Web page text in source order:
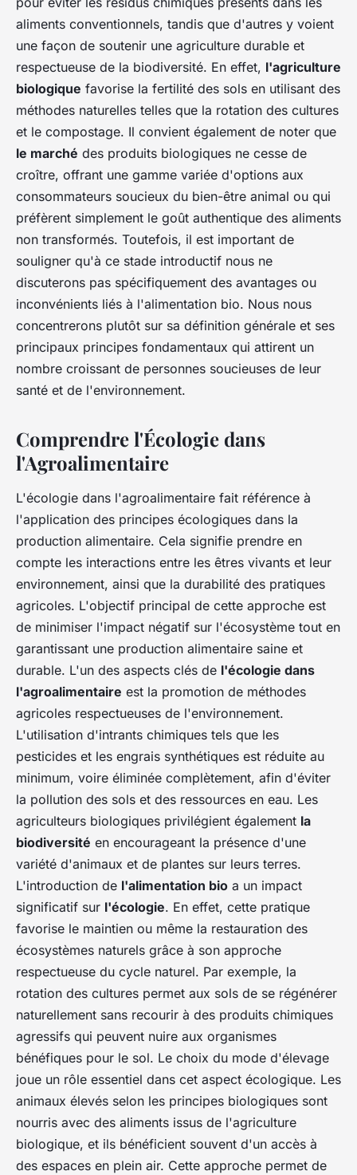
aliments conventionnels, tandis que d'autres y voient
une façon de soutenir une agriculture durable et
respectueuse de la biodiversité. En effet, l'agriculture
biologique favorise la fertilité des sols en utilisant des
méthodes naturelles telles que la rotation des cultures
et le compostage. Il convient également de noter que
le marché des produits biologiques ne cesse de
croître, offrant une gamme variée d'options aux
consommateurs soucieux du bien-être animal ou qui
préfèrent simplement le goût authentique des aliments
non transformés. Toutefois, il est important de
souligner qu'à ce stade introductif nous ne
discuterons pas spécifiquement des avantages ou
inconvénients liés à l'alimentation bio. Nous nous
concentrerons plutôt sur sa définition générale et ses
principaux principes fondamentaux qui attirent un
nombre croissant de personnes soucieuses de leur
santé et de l'environnement.
Comprendre l'Écologie dans
l'Agroalimentaire
L'écologie dans l'agroalimentaire fait référence à
l'application des principes écologiques dans la
production alimentaire. Cela signifie prendre en
compte les interactions entre les êtres vivants et leur
environnement, ainsi que la durabilité des pratiques
agricoles. L'objectif principal de cette approche est
de minimiser l'impact négatif sur l'écosystème tout en
garantissant une production alimentaire saine et
durable. L'un des aspects clés de l'écologie dans
l'agroalimentaire est la promotion de méthodes
agricoles respectueuses de l'environnement.
L'utilisation d'intrants chimiques tels que les
pesticides et les engrais synthétiques est réduite au
minimum, voire éliminée complètement, afin d'éviter
la pollution des sols et des ressources en eau. Les
agriculteurs biologiques privilégient également la
biodiversité en encourageant la présence d'une
variété d'animaux et de plantes sur leurs terres.
L'introduction de l'alimentation bio a un impact
significatif sur l'écologie. En effet, cette pratique
favorise le maintien ou même la restauration des
écosystèmes naturels grâce à son approche
respectueuse du cycle naturel. Par exemple, la
rotation des cultures permet aux sols de se régénérer
naturellement sans recourir à des produits chimiques
agressifs qui peuvent nuire aux organismes
bénéfiques pour le sol. Le choix du mode d'élevage
joue un rôle essentiel dans cet aspect écologique. Les
animaux élevés selon les principes biologiques sont
nourris avec des aliments issus de l'agriculture
biologique, et ils bénéficient souvent d'un accès à
des espaces en plein air. Cette approche permet de